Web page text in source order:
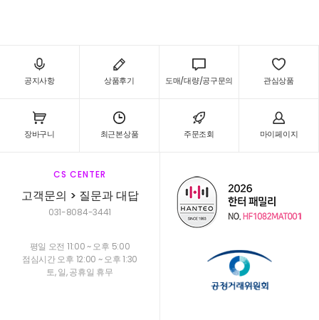
공지사항 상품후기 도매/대량/공구문의 관심상품
장바구니 최근본상품 주문조회 마이페이지
CS CENTER
고객문의 > 질문과 대답
031-8084-3441
평일 오전 11:00 ~ 오후 5:00
점심시간 오후 12:00 ~ 오후 1:30
토, 일, 공휴일 휴무